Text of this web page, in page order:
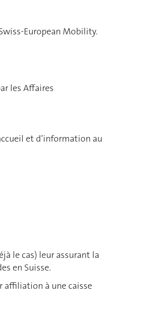
European Mobility.
les Affaires
et d’information au
le cas) leur assurant la
en Suisse.
affiliation à une caisse